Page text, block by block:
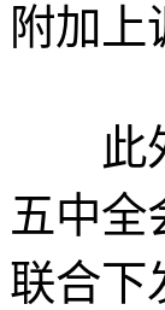
附加
此外
五中全
联合下